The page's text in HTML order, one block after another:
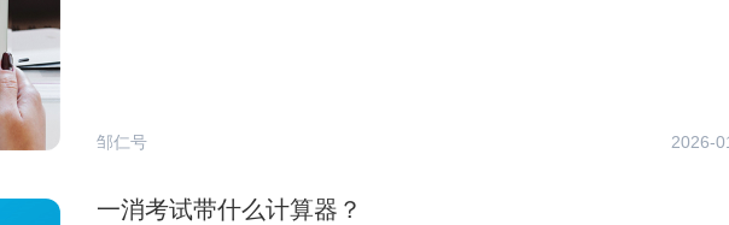
邹仁号 2026-
一消考试带什么计算器？